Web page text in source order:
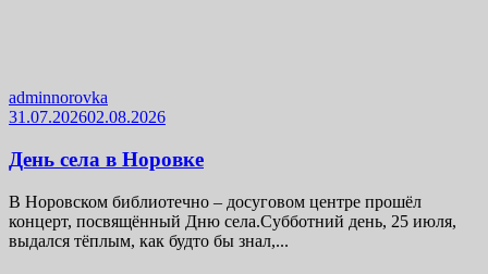
adminnorovka
31.07.202602.08.2026
День села в Норовке
В Норовском библиотечно – досуговом центре прошёл
концерт, посвящённый Дню села.Субботний день, 25 июля,
выдался тёплым, как будто бы знал,...